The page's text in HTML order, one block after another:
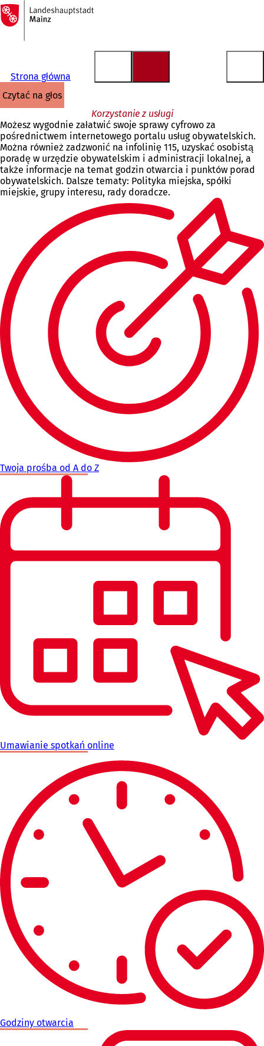
Przejdź do treści
Do
strony
głównej
Strona główna
czytać na głos
Korzystanie z usługi
Możesz wygodnie załatwić swoje sprawy cyfrowo za
pośrednictwem internetowego portalu usług obywatelskich.
Można również zadzwonić na infolinię 115, uzyskać osobistą
poradę w urzędzie obywatelskim i administracji lokalnej, a
także informacje na temat godzin otwarcia i punktów porad
obywatelskich. Dalsze tematy: Polityka miejska, spółki
miejskie, grupy interesu, rady doradcze.
Twoja prośba od A do Z
Umawianie spotkań online
Godziny otwarcia